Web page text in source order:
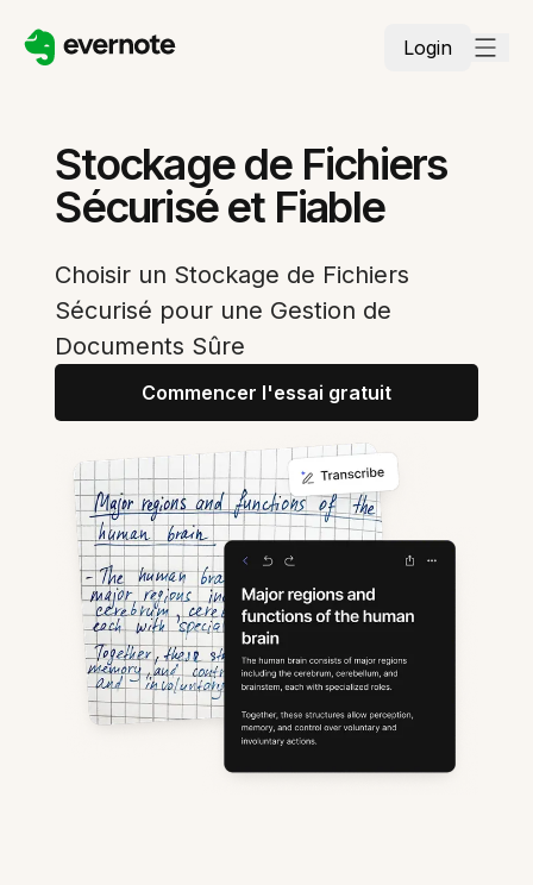
Login
Stockage de Fichiers
Sécurisé et Fiable
Choisir un Stockage de Fichiers
Sécurisé pour une Gestion de
Documents Sûre
Commencer l'essai gratuit